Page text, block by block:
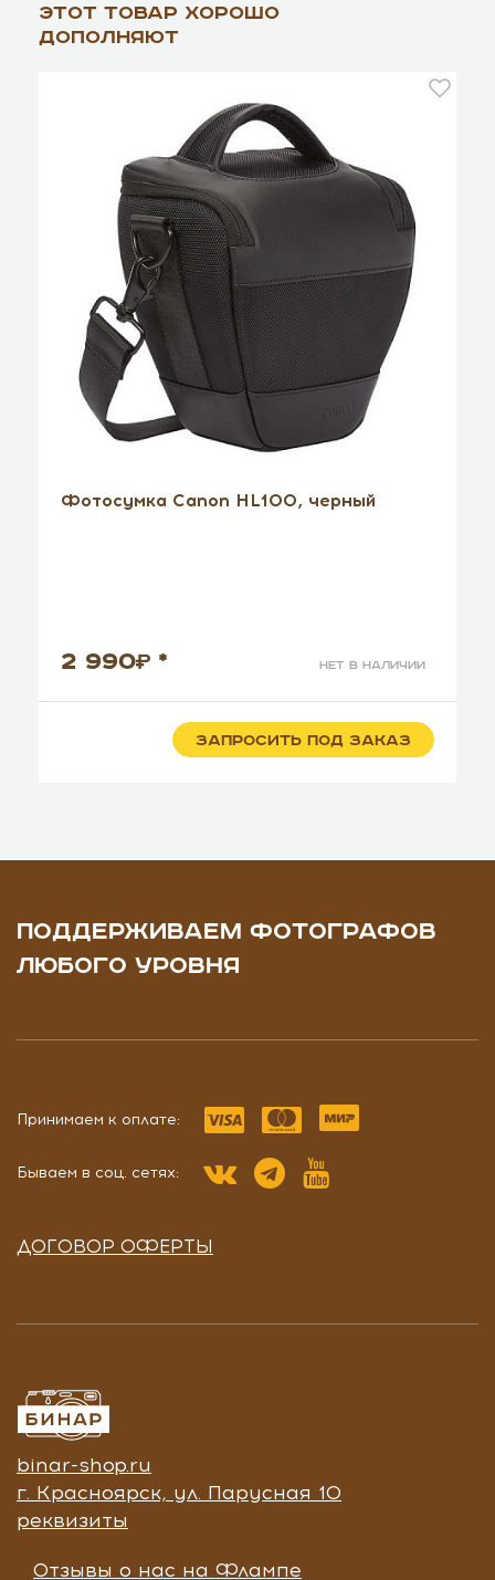
Этот товар хорошо
дополняют
Фотосумка Canon HL100, черный
2 990 * нет в наличии
ЗАПРОСИТЬ ПОД ЗАКАЗ
ПОДДЕРЖИВАЕМ ФОТОГРАФОВ
ЛЮБОГО УРОВНЯ
Принимаем к оплате:
Бываем в соц. сетях:
ДОГОВОР ОФЕРТЫ
binar-shop.ru
г. Красноярск, ул. Парусная 10
реквизиты
Отзывы о нас на Флампе